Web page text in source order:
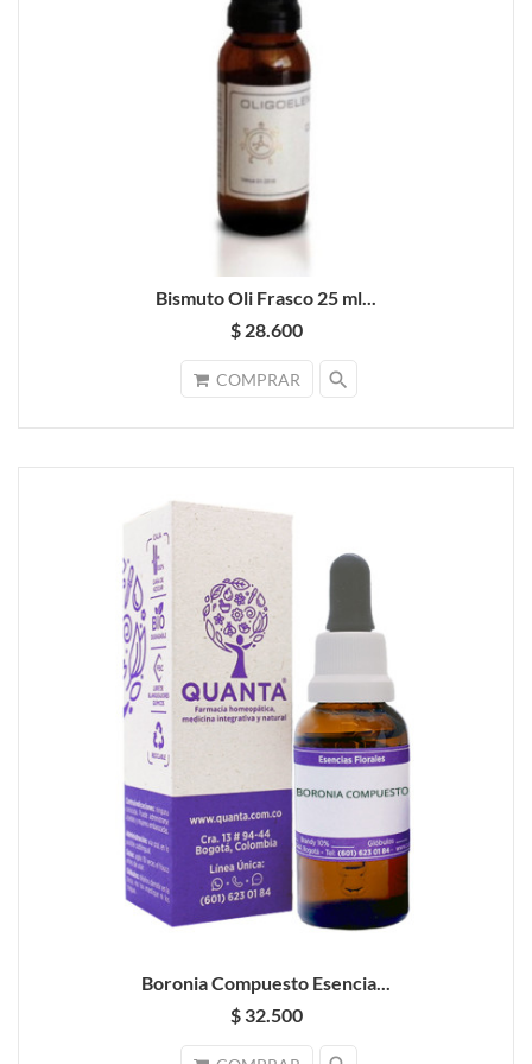
Bismuto Oli Frasco 25 ml...
$ 28.600
COMPRAR search
Boronia Compuesto Esencia...
$ 32.500